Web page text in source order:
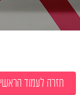
חזרה לעמוד הראשי